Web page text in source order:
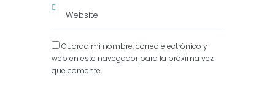
Guarda mi nombre, correo electrónico y
web en este navegador para la próxima vez
que comente.